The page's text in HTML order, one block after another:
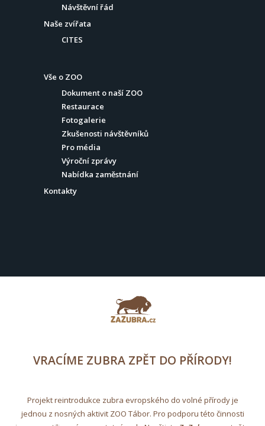
Návštěvní řád
Naše zvířata
CITES
Vše o ZOO
Dokument o naší ZOO
Restaurace
Fotogalerie
Zkušenosti návštěvníků
Pro média
Výroční zprávy
Nabídka zaměstnání
Kontakty
VRACÍME ZUBRA ZPĚT DO PŘÍRODY!
Projekt reintrodukce zubra evropského do volné přírody je
jednou z nosných aktivit ZOO Tábor. Pro podporu této činnosti